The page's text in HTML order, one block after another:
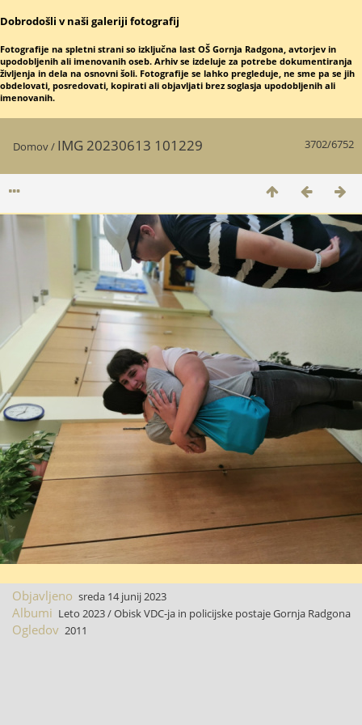
Dobrodošli v naši galeriji fotografij
Fotografije na spletni strani so izključna last OŠ Gornja Radgona, avtorjev in
upodobljenih ali imenovanih oseb. Arhiv se izdeluje za potrebe dokumentiranja
življenja in dela na osnovni šoli. Fotografije se lahko pregleduje, ne sme pa se jih
obdelovati, posredovati, kopirati ali objavljati brez soglasja upodobljenih ali
imenovanih.
3702/6752
Domov/ IMG 20230613 101229
Objavljeno sreda 14 junij 2023
Albumi Leto 2023/Obisk VDC-ja in policijske postaje Gornja Radgona
Ogledov 2011